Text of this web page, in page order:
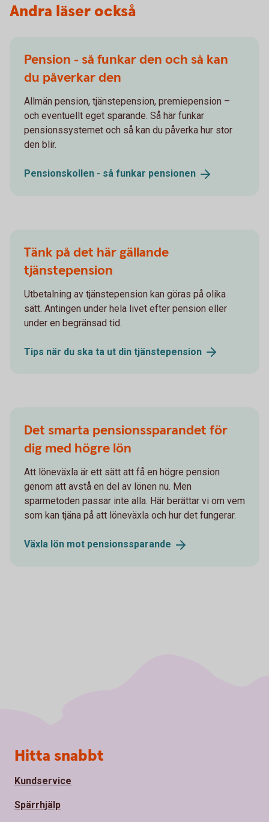
Andra läser också
Pension - så funkar den och så kan
du påverkar den
Allmän pension, tjänstepension, premiepension –
och eventuellt eget sparande. Så här funkar
pensionssystemet och så kan du påverka hur stor
den blir.
Pensionskollen - så funkar pensionen
Tänk på det här gällande
tjänstepension
Utbetalning av tjänstepension kan göras på olika
sätt. Antingen under hela livet efter pension eller
under en begränsad tid.
Tips när du ska ta ut din tjänstepension
Det smarta pensionssparandet för
dig med högre lön
Att löneväxla är ett sätt att få en högre pension
genom att avstå en del av lönen nu. Men
sparmetoden passar inte alla. Här berättar vi om vem
som kan tjäna på att löneväxla och hur det fungerar.
Växla lön mot pensionssparande
Sidfot
Hitta snabbt
Kundservice
Spärrhjälp